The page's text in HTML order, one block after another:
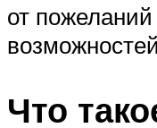
от
Что